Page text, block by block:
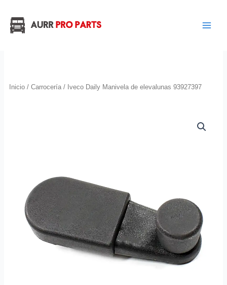
contenido
Inicio/ Carrocería/ Iveco Daily Manivela de elevalunas 93927397